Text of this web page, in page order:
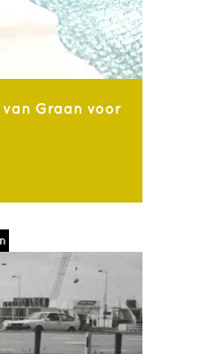
Graan voor